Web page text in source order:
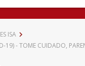
ISA
19) - TOME CUIDADO,